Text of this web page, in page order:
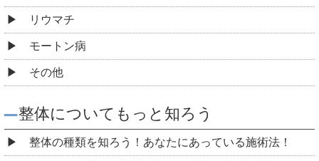
リウマチ
モートン病
その他
整体についてもっと知ろう
整体の種類を知ろう！あなたにあっている施術法！